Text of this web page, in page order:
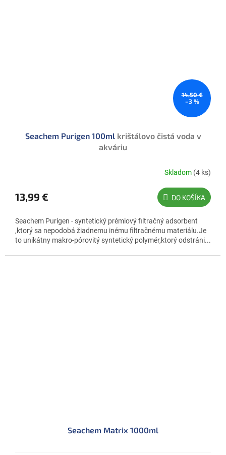
14,50 €
–3 %
Seachem Purigen 100ml krištálovo čistá voda v
akváriu
produktu
je
z
5
hviezdičiek.
Skladom (4 ks)
13,99 € DO KOŠÍKA
Seachem Purigen - syntetický prémiový filtračný adsorbent
,ktorý sa nepodobá žiadnemu inému filtračnému materiálu.Je
to unikátny makro-pórovitý syntetický polymér,ktorý odstráni...
Seachem Matrix 1000ml